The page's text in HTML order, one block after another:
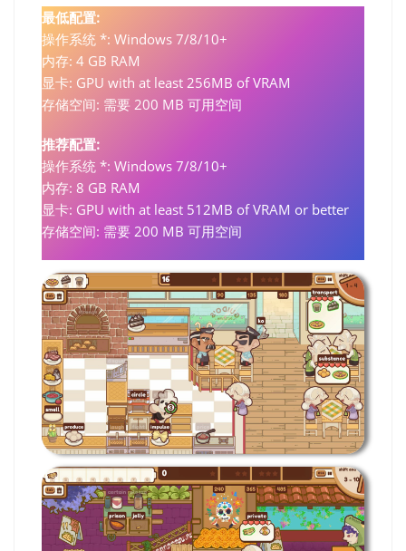
最低配置:
操作系统 *: Windows 7/8/10+
内存: 4 GB RAM
显卡: GPU with at least 256MB of VRAM
存储空间: 需要 200 MB 可用空间
推荐配置:
操作系统 *: Windows 7/8/10+
内存: 8 GB RAM
显卡: GPU with at least 512MB of VRAM or better
存储空间: 需要 200 MB 可用空间